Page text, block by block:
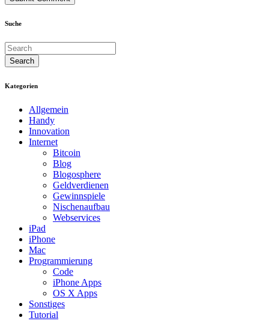
Suche
Kategorien
Allgemein
Handy
Innovation
Internet
Bitcoin
Blog
Blogosphere
Geldverdienen
Gewinnspiele
Nischenaufbau
Webservices
iPad
iPhone
Mac
Programmierung
Code
iPhone Apps
OS X Apps
Sonstiges
Tutorial